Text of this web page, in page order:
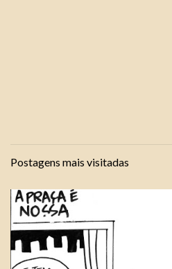
Postagens mais visitadas